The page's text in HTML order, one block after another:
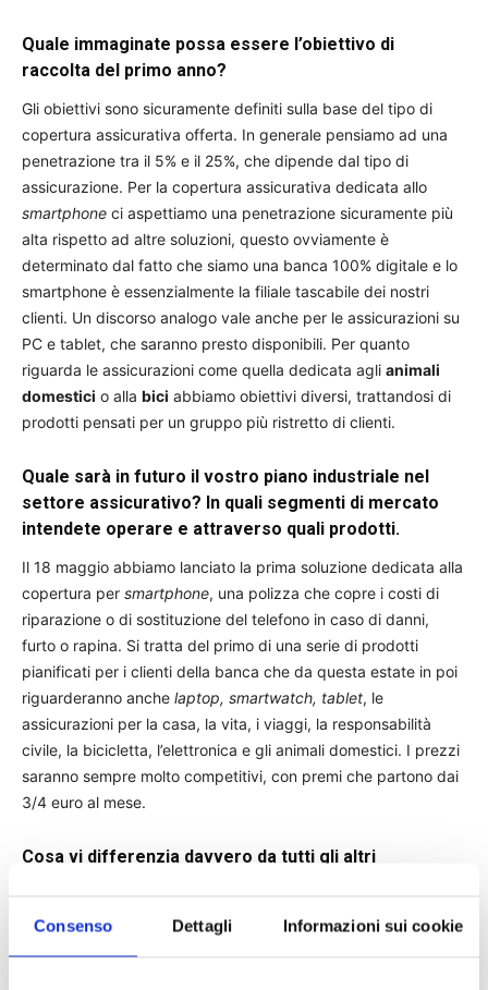
Consenso Dettagli Informazioni sui cookie
Quale immaginate possa essere l’obiettivo di
raccolta del primo anno?
Gli obiettivi sono sicuramente definiti sulla base del tipo di
copertura assicurativa offerta. In generale pensiamo ad una
penetrazione tra il 5% e il 25%, che dipende dal tipo di
assicurazione. Per la copertura assicurativa dedicata allo
smartphone ci aspettiamo una penetrazione sicuramente più
alta rispetto ad altre soluzioni, questo ovviamente è
determinato dal fatto che siamo una banca 100% digitale e lo
smartphone è essenzialmente la filiale tascabile dei nostri
clienti. Un discorso analogo vale anche per le assicurazioni su
PC e tablet, che saranno presto disponibili. Per quanto
riguarda le assicurazioni come quella dedicata agli animali
domestici o alla bici abbiamo obiettivi diversi, trattandosi di
prodotti pensati per un gruppo più ristretto di clienti.
Quale sarà in futuro il vostro piano industriale nel
settore assicurativo? In quali segmenti di mercato
intendete operare e attraverso quali prodotti.
Il 18 maggio abbiamo lanciato la prima soluzione dedicata alla
copertura per smartphone, una polizza che copre i costi di
riparazione o di sostituzione del telefono in caso di danni,
furto o rapina. Si tratta del primo di una serie di prodotti
pianificati per i clienti della banca che da questa estate in poi
riguarderanno anche laptop, smartwatch, tablet, le
assicurazioni per la casa, la vita, i viaggi, la responsabilità
civile, la bicicletta, l’elettronica e gli animali domestici. I prezzi
saranno sempre molto competitivi, con premi che partono dai
3/4 euro al mese.
Cosa vi differenzia davvero da tutti gli altri
Sicuramente le caratteristiche dei nostri conti si applicano